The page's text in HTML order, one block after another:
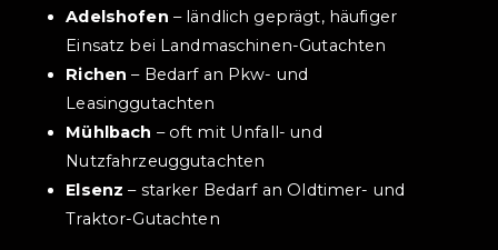
Adelshofen – ländlich geprägt, häufiger
Einsatz bei Landmaschinen-Gutachten
Richen – Bedarf an Pkw- und
Leasinggutachten
Mühlbach – oft mit Unfall- und
Nutzfahrzeuggutachten
Elsenz – starker Bedarf an Oldtimer- und
Traktor-Gutachten